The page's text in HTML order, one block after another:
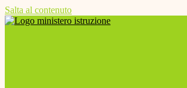
Salta al contenuto